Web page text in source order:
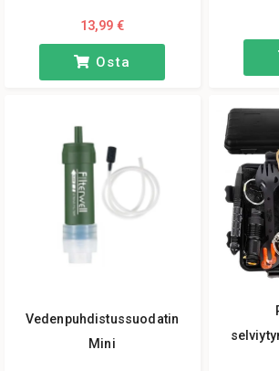
13,99 €
Osta
Vedenpuhdistussuodatin
Mini